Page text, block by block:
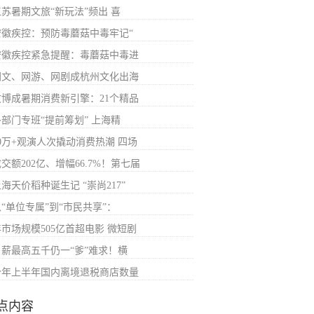
暑期文旅“新玩法”频出 喜
疾控：预防毒蘑菇中毒牢记“
疾控紧急提醒：毒蘑菇中毒进
、网游、网剧成杭州文化出海
成暑期消费新引擎：21个精品
门专班“提前筹划” 上海精
万+观演人次撬动消费热潮 四场
额202亿、增幅66.7%！第七届
天价稻种诞生记 “崇尚217”
单位专属”到“市民共享”：
场规模505亿首超电影 微短剧
最高五千仍一“爹”难求！横
上半年国内离境退税商店数量
内容